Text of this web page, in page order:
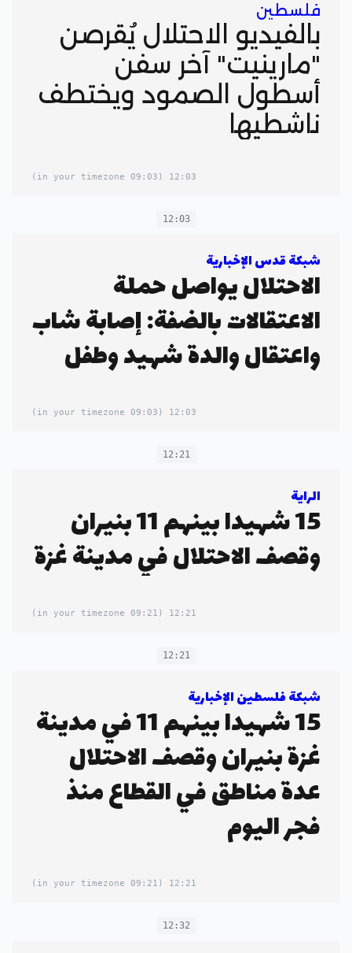
فلسطين
بالفيديو الاحتلال يُقرصن
"مارينيت" آخر سفن
أسطول الصمود ويختطف
ناشطيها
12:03
(09:03 in your timezone)
12:03
شبكة قدس الإخبارية
الاحتلال يواصل حملة
الاعتقالات بالضفة: إصابة شاب
واعتقال والدة شهيد وطفل
12:03
(09:03 in your timezone)
12:21
الراية
15 شهيدا بينهم 11 بنيران
وقصف الاحتلال في مدينة غزة
12:21
(09:21 in your timezone)
12:21
شبكة فلسطين الإخبارية
15 شهيدا بينهم 11 في مدينة
غزة بنيران وقصف الاحتلال
عدة مناطق في القطاع منذ
فجر اليوم
12:21
(09:21 in your timezone)
12:32